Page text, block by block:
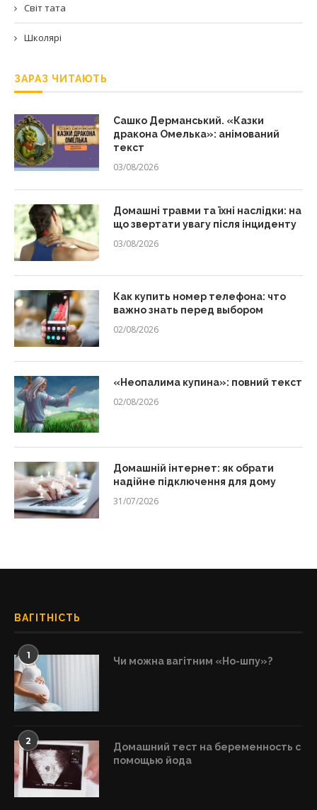
Світ тата
Школярі
ЗАРАЗ ЧИТАЮТЬ
Сашко Дерманський. «Казки
дракона Омелька»: анімований
текст
03/08/2026
Домашні травми та їхні наслідки: на
що звертати увагу після інциденту
03/08/2026
Как купить номер телефона: что
важно знать перед выбором
02/08/2026
«Неопалима купина»: повний текст
02/08/2026
Домашній інтернет: як обрати
надійне підключення для дому
31/07/2026
ВАГІТНІСТЬ
1 Чи можна вагітним «Но-шпу»?
2
Домашний тест на беременность с
помощью йода